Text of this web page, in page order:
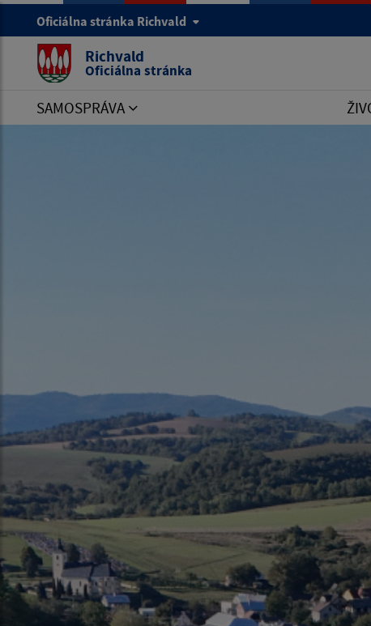
Oficiálna stránka Richvald
Richvald
Oficiálna stránka
SAMOSPRÁVA